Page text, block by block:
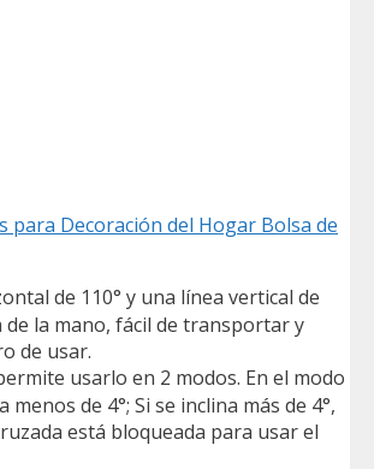
Decoración del Hogar Bolsa de
de 110° y una línea vertical de
de la mano, fácil de transportar y
de usar.
usarlo en 2 modos. En el modo
de 4°; Si se inclina más de 4°,
está bloqueada para usar el